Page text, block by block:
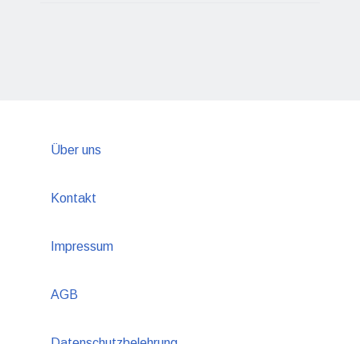
Über uns
Kontakt
Impressum
AGB